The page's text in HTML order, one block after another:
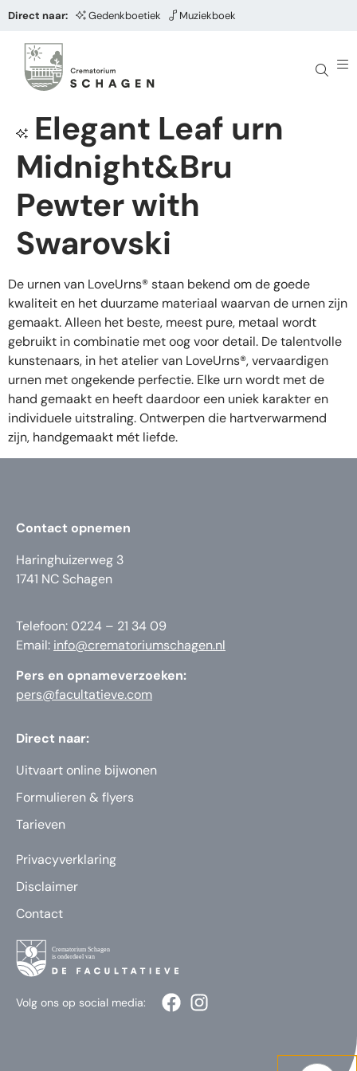
Direct naar: Gedenkboetiek Muziekboek
Elegant Leaf urn
Midnight&Bru
Pewter with
Swarovski
De urnen van LoveUrns® staan bekend om de goede
kwaliteit en het duurzame materiaal waarvan de urnen zijn
gemaakt. Alleen het beste, meest pure, metaal wordt
gebruikt in combinatie met oog voor detail. De talentvolle
kunstenaars, in het atelier van LoveUrns®, vervaardigen
urnen met ongekende perfectie. Elke urn wordt met de
hand gemaakt en heeft daardoor een uniek karakter en
individuele uitstraling. Ontwerpen die hartverwarmend
zijn, handgemaakt mét liefde.
Contact opnemen
Haringhuizerweg 3
1741 NC Schagen
Telefoon: 0224 – 21 34 09
Email: info@crematoriumschagen.nl
Pers en opnameverzoeken:
pers@facultatieve.com
Direct naar:
Uitvaart online bijwonen
Formulieren & flyers
Tarieven
Privacyverklaring
Disclaimer
Contact
Volg ons op social media: